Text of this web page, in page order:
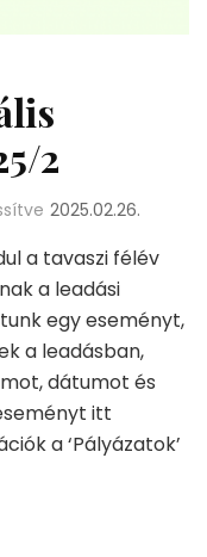
2
2025.02.26.
a tavaszi félév
a leadási
egy eseményt,
a leadásban,
dátumot és
itt
a ‘Pályázatok’